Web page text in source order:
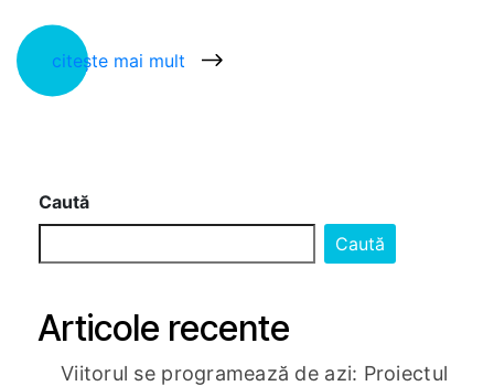
citește mai mult
Caută
Caută
Articole recente
Viitorul se programează de azi: Proiectul